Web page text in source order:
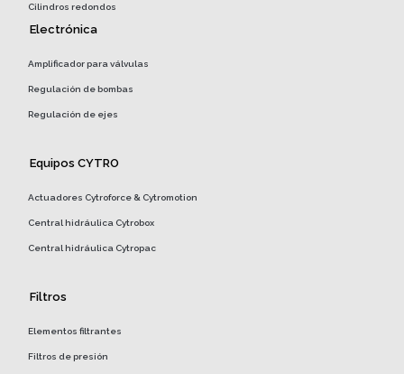
Cilindros redondos
Electrónica
Amplificador para válvulas
Regulación de bombas
Regulación de ejes
Equipos CYTRO
Actuadores Cytroforce & Cytromotion
Central hidráulica Cytrobox
Central hidráulica Cytropac
Filtros
Elementos filtrantes
Filtros de presión